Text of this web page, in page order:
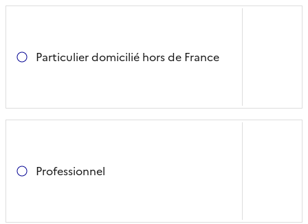
Particulier domicilié hors de France
Professionnel